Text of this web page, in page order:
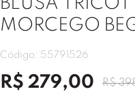
BLUSA
MORCEGO
Código: 55791526
R$ 279,00 R$